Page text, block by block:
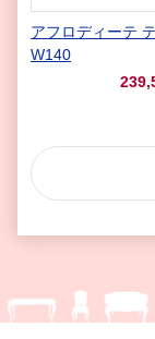
アフロディーテ
W140